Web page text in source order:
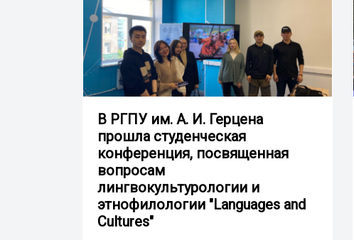
В РГПУ им. А. И. Герцена
прошла студенческая
конференция, посвященная
вопросам
лингвокультурологии и
этнофилологии "Languages and
Cultures"